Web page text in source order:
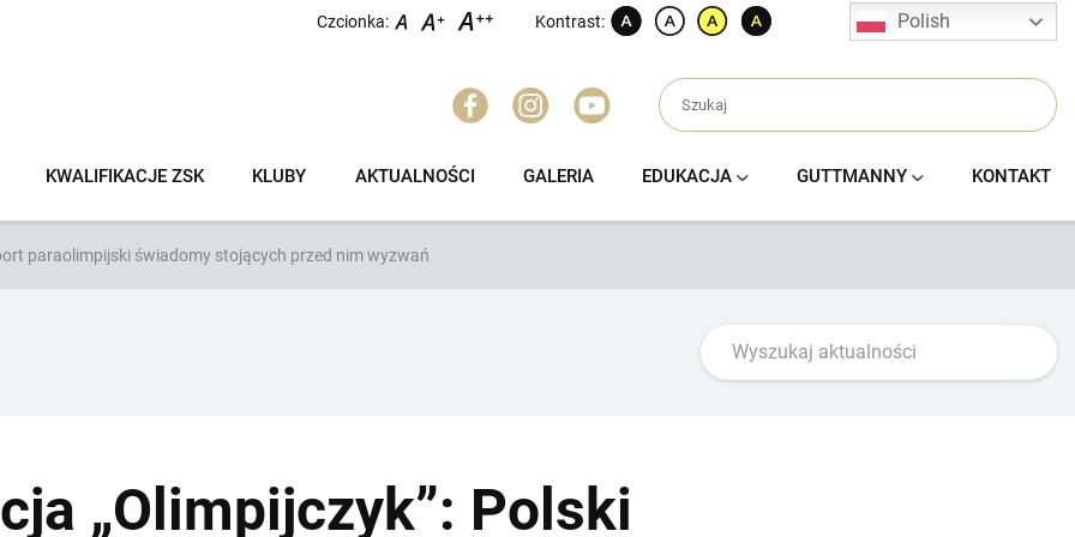
Czcionka: Kontrast: Polish
KWALIFIKACJE ZSK KLUBY AKTUALNOŚCI GALERIA EDUKACJA GUTTMANNY KONTAKT
paraolimpijski świadomy stojących przed nim wyzwań
„Olimpijczyk”: Polski